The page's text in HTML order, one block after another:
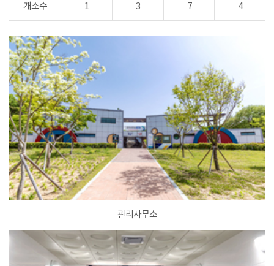
개소수 1 3 7 4
관리사무소